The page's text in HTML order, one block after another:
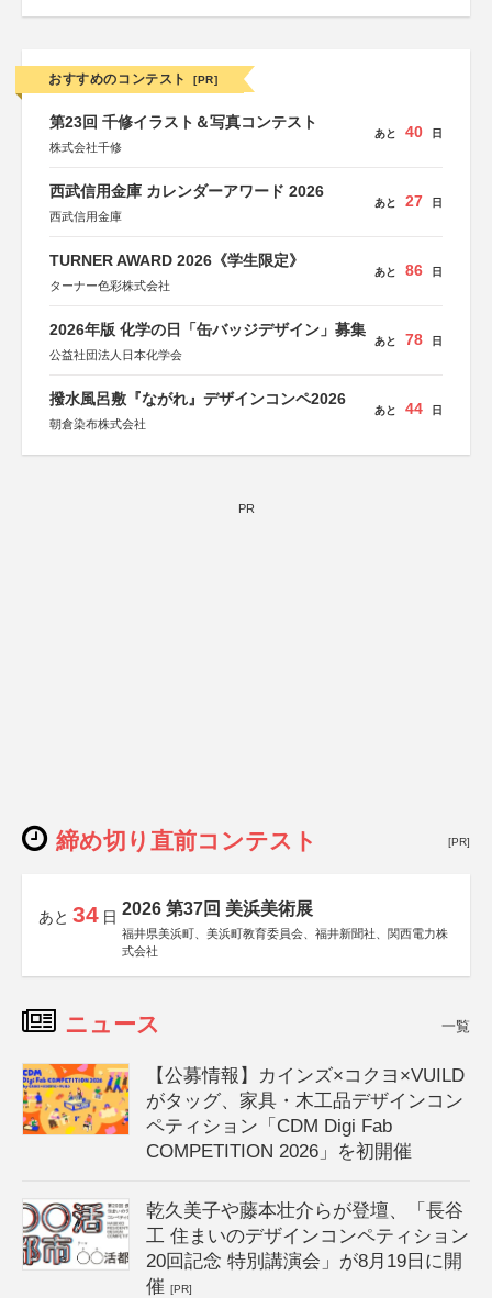
おすすめのコンテスト [PR]
第23回 千修イラスト＆写真コンテスト
株式会社千修
あと 40 日
西武信用金庫 カレンダーアワード 2026
西武信用金庫
あと 27 日
TURNER AWARD 2026《学生限定》
ターナー色彩株式会社
あと 86 日
2026年版 化学の日「缶バッジデザイン」募集
公益社団法人日本化学会
あと 78 日
撥水風呂敷『ながれ』デザインコンペ2026
朝倉染布株式会社
あと 44 日
PR
締め切り直前コンテスト [PR]
あと 34 日 2026 第37回 美浜美術展
福井県美浜町、美浜町教育委員会、福井新聞社、関西電力株
式会社
ニュース 一覧
【公募情報】カインズ×コクヨ×VUILD
がタッグ、家具・木工品デザインコン
ペティション「CDM Digi Fab
COMPETITION 2026」を初開催
乾久美子や藤本壮介らが登壇、「長谷
工 住まいのデザインコンペティション
20回記念 特別講演会」が8月19日に開
催[PR]